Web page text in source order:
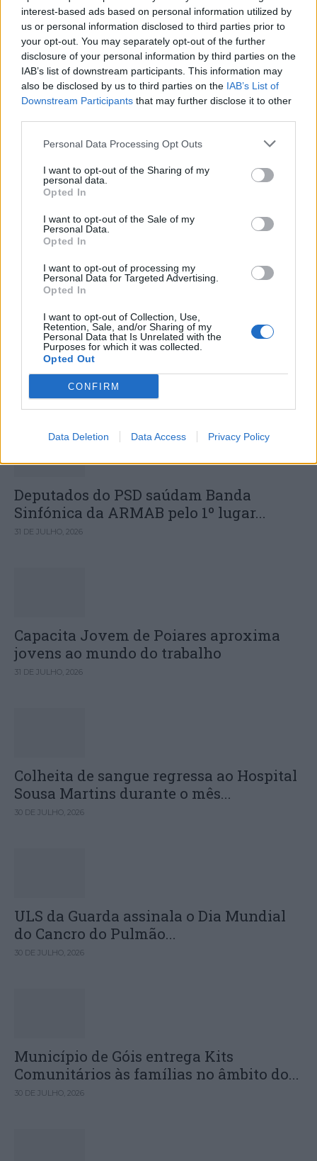
interest-based ads based on personal information utilized by
us or personal information disclosed to third parties prior to
your opt-out. You may separately opt-out of the further
disclosure of your personal information by third parties on the
IAB’s list of downstream participants. This information may
also be disclosed by us to third parties on the IAB’s List of
Downstream Participants that may further disclose it to other
Personal Data Processing Opt Outs
I want to opt-out of the Sharing of my
personal data.
Opted In
I want to opt-out of the Sale of my
Personal Data.
Opted In
I want to opt-out of processing my
Personal Data for Targeted Advertising.
Opted In
I want to opt-out of Collection, Use,
Retention, Sale, and/or Sharing of my
Personal Data that Is Unrelated with the
Purposes for which it was collected.
Opted Out
CONFIRM
Data Deletion Data Access Privacy Policy
Capacita Jovem de Poiares aproxima
jovens ao mundo do trabalho
Hospital Sousa Martins durante o mês
de agosto
DESTAQUES
Deputados do PSD saúdam Banda
Sinfónica da ARMAB pelo 1º lugar...
31 DE JULHO, 2026
Capacita Jovem de Poiares aproxima
jovens ao mundo do trabalho
31 DE JULHO, 2026
Colheita de sangue regressa ao Hospital
Sousa Martins durante o mês...
30 DE JULHO, 2026
ULS da Guarda assinala o Dia Mundial
do Cancro do Pulmão...
30 DE JULHO, 2026
Município de Góis entrega Kits
Comunitários às famílias no âmbito do...
30 DE JULHO, 2026